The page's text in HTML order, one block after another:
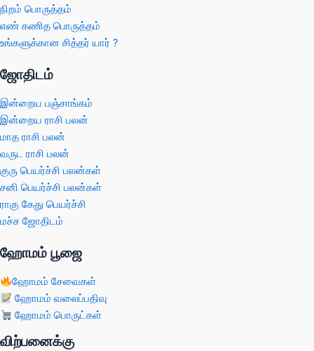
நிறம் பொருத்தம்
எண் கணித பொருத்தம்
உங்களுக்கான சித்தர் யார் ?
ஜோதிடம்
இன்றைய பஞ்சாங்கம்
இன்றைய ராசி பலன்
மாத ராசி பலன்
வருட ராசி பலன்
குரு பெயர்ச்சி பலன்கள்
சனி பெயர்ச்சி பலன்கள்
ராகு கேது பெயர்ச்சி
மச்ச ஜோதிடம்
ஹோமம் பூஜை
ஹோமம் சேவைகள்
ஹோமம் வலைப்பதிவு
ஹோமம் பொருட்கள்
விற்பனைக்கு